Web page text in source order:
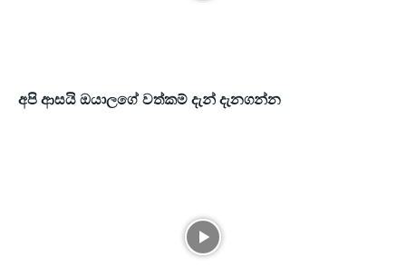
අපි ආසයි ඔයාලගේ වත්කම් දැන් දැනගන්න